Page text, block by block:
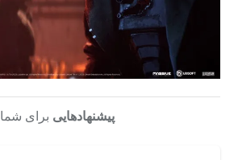
پیشنهادهایی برای شما